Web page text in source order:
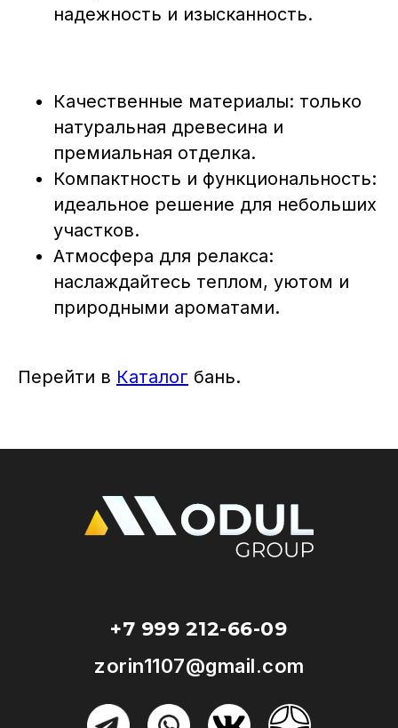
надежность и изысканность.
Качественные материалы: только
натуральная древесина и
премиальная отделка.
Компактность и функциональность:
идеальное решение для небольших
участков.
Атмосфера для релакса:
наслаждайтесь теплом, уютом и
природными ароматами.
Перейти в Каталог бань.
+7 999 212-66-09
zorin1107@gmail.com